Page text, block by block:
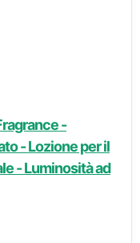
-
- Lozione per il
- Luminosità ad